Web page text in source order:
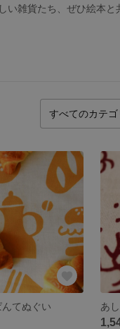
雑貨たち、ぜひ絵本と
てぬぐい